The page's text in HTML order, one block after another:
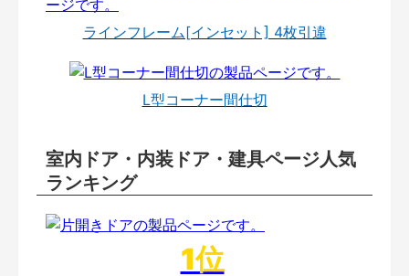
ラインフレーム[インセット] 4枚引違
L型コーナー間仕切
室内ドア・内装ドア・建具ページ人気
ランキング